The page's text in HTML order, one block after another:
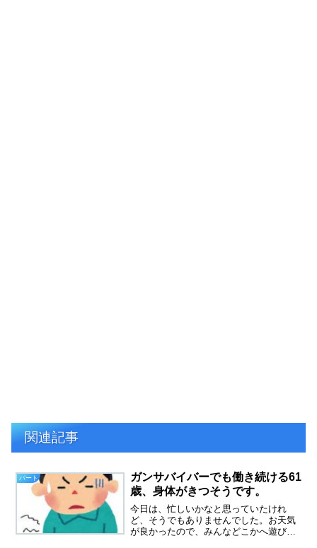
関連記事
パート
ガンサバイバーでも働き続ける61
歳、身体がきつそうです。
今日は、忙しいかなと思っていたけれ
ど、そうでもありませんでした。お天気
が良かったので、みんなどこかへ遊びに